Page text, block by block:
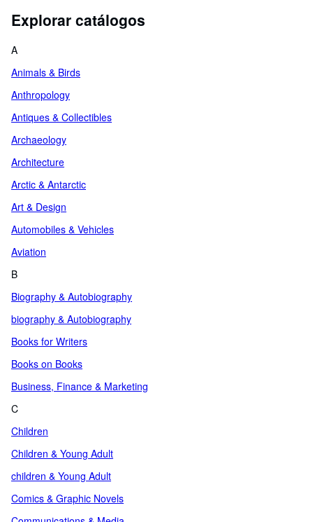
Explorar catálogos
A
Animals & Birds
Anthropology
Antiques & Collectibles
Archaeology
Architecture
Arctic & Antarctic
Art & Design
Automobiles & Vehicles
Aviation
B
Biography & Autobiography
biography & Autobiography
Books for Writers
Books on Books
Business, Finance & Marketing
C
Children
Children & Young Adult
children & Young Adult
Comics & Graphic Novels